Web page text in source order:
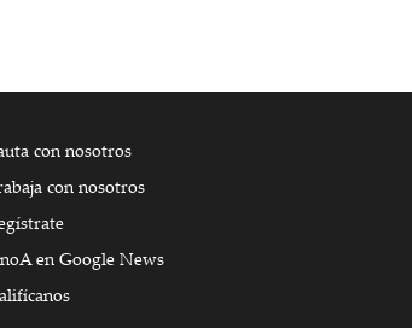
con nosotros
con nosotros
en Google News